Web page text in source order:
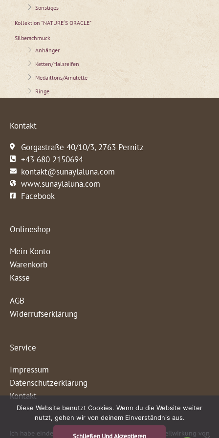
Sonstiges
Kollektion "NATURE´S ORACLE"
Silberschmuck
Anhänger
Ketten/Halsreifen
Medaillons/Amulette
Ringe
Kontakt
Gorgastraße 40/10/3, 2763 Pernitz
+43 680 2150694
kontakt@sunaylaluna.com
www.sunaylaluna.com
Facebook
Onlineshop
Mein Konto
Warenkorb
Kasse
AGB
Widerrufserklärung
Service
Impressum
Datenschutzerklärung
Kontakt
Ich habe eindeutige, positive Erfahrungen mit der Heilwirkung von
Diese Website benutzt Cookies. Wenn du die Website weiter
nutzt, gehen wir von deinem Einverständnis aus.
Schließen Und Akzeptieren